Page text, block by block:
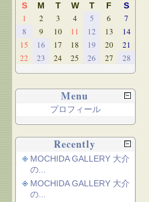
S M T W T F S
1 2 3 4 5 6
7
8
9 10 11 12 13
14
15
16 17 18 19 20
21
22
23 24 25 26 27 28
Menu
プロフィール
Recently
MOCHIDA GALLERY 大介
の...
MOCHIDA GALLERY 大介
の...